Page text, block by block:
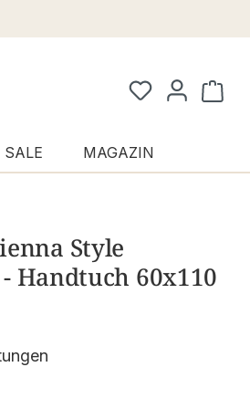
SALE MAGAZIN
Style
Handtuch 60x110